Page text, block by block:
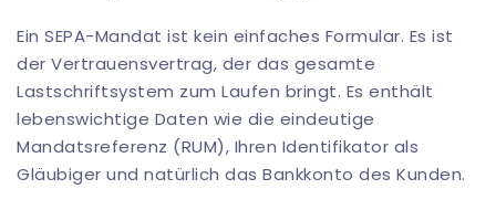
Ein SEPA-Mandat ist kein einfaches Formular. Es ist
der Vertrauensvertrag, der das gesamte
Lastschriftsystem zum Laufen bringt. Es enthält
lebenswichtige Daten wie die eindeutige
Mandatsreferenz (RUM), Ihren Identifikator als
Gläubiger und natürlich das Bankkonto des Kunden.